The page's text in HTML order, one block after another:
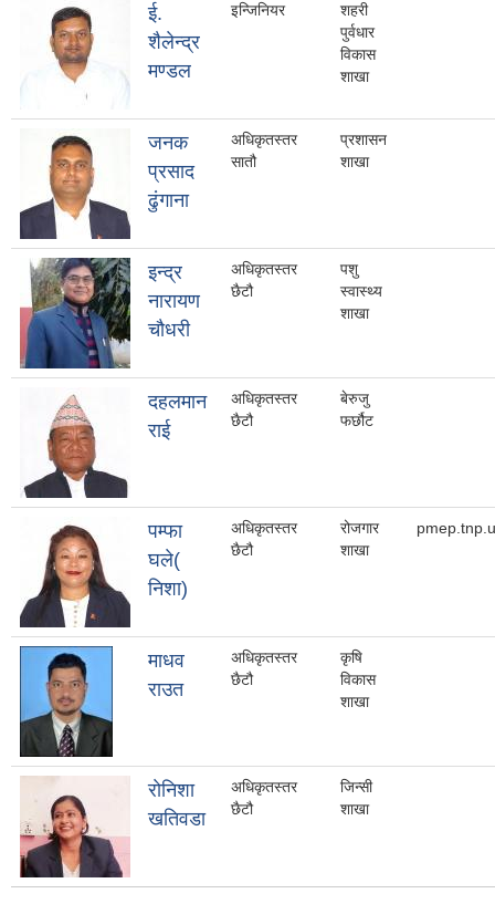
ई.
शैलेन्द्र
मण्डल
इन्जिनियर
शहरी
पुर्वधार
विकास
शाखा
जनक
प्रसाद
ढुंगाना
अधिकृतस्तर
सातौ
प्रशासन
शाखा
इन्द्र
नारायण
चौधरी
अधिकृतस्तर
छैटौ
पशु
स्वास्थ्य
शाखा
दहलमान
राई
अधिकृतस्तर
छैटौ
बेरुजु
फर्छौट
पम्फा
घले(
निशा)
अधिकृतस्तर
छैटौ
रोजगार
शाखा
माधव
राउत
अधिकृतस्तर
छैटौ
कृषि
विकास
शाखा
राेनिशा
खतिवडा
अधिकृतस्तर
छैटौ
जिन्सी
शाखा